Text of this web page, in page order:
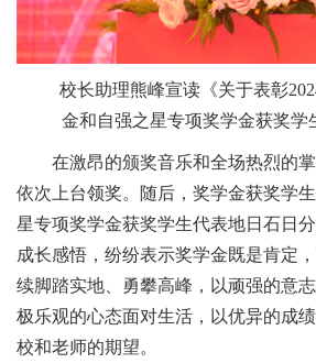
校长助理熊峰宣读《关于表彰
金和自强之星专项奖学金获奖学
在激昂的颁奖音乐和全场热烈的
依次上台领奖。随后，奖学金获奖学
星专项奖学金获奖学生代表地日石日
成长感悟，纷纷表示奖学金既是肯定
续脚踏实地、勇攀高峰，以顽强的意
极乐观的心态面对生活，以优异的成
校和老师的期望。